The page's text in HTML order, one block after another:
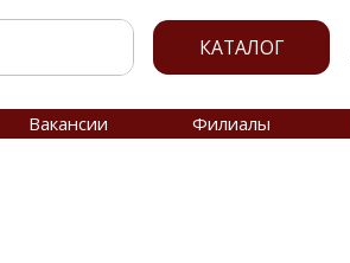
КАТАЛОГ
Вакансии Филиалы